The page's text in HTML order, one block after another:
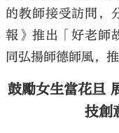
的教師接受訪問，
報》推出「好老師
同弘揚師德師風，
鼓勵女生當花旦
技創